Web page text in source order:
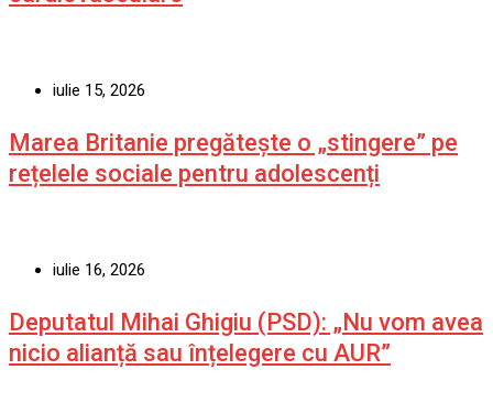
iulie 15, 2026
Marea Britanie pregătește o „stingere” pe
rețelele sociale pentru adolescenți
iulie 16, 2026
Deputatul Mihai Ghigiu (PSD): „Nu vom avea
nicio alianță sau înțelegere cu AUR”